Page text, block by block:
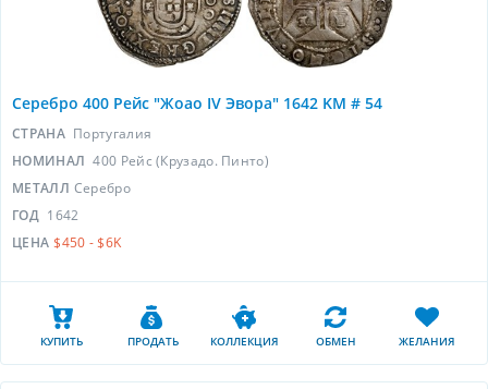
Серебро 400 Рейс "Жоао IV Эвора" 1642 KM # 54
СТРАНА Португалия
НОМИНАЛ 400 Рейс (Крузадо. Пинто)
МЕТАЛЛ Серебро
ГОД 1642
ЦЕНА $450 - $6K
КУПИТЬ ПРОДАТЬ КОЛЛЕКЦИЯ ОБМЕН ЖЕЛАНИЯ